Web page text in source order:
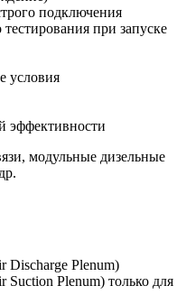
подключения
при запуске
условия
эффективности
модульные дизельные
Discharge Plenum)
Suction Plenum) только для